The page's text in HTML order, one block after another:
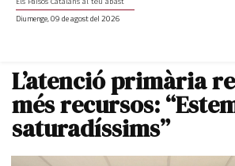
Diumenge, 09 de agost del 2026
L’atenció primària
més recursos:
saturadíssims”